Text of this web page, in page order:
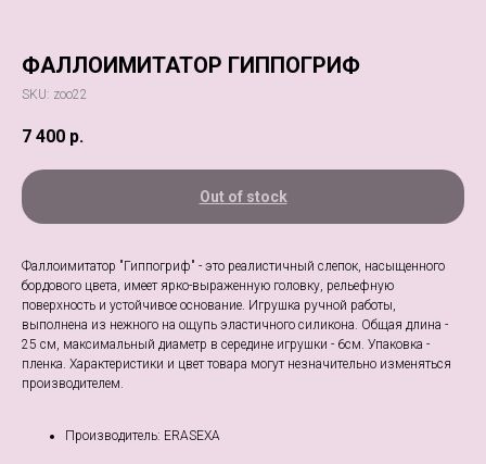
ФАЛЛОИМИТАТОР ГИППОГРИФ
SKU: zoo22
7 400 р.
Out of stock
Фаллоимитатор "Гиппогриф" - это реалистичный слепок, насыщенного
бордового цвета, имеет ярко-выраженную головку, рельефную
поверхность и устойчивое основание. Игрушка ручной работы,
выполнена из нежного на ощупь эластичного силикона. Общая длина -
25 см, максимальный диаметр в середине игрушки - 6см. Упаковка -
пленка. Характеристики и цвет товара могут незначительно изменяться
производителем.
Производитель: ERASEXA